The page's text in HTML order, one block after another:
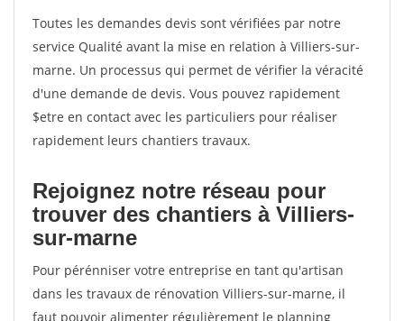
Toutes les demandes devis sont vérifiées par notre
service Qualité avant la mise en relation à Villiers-sur-
marne. Un processus qui permet de vérifier la véracité
d'une demande de devis. Vous pouvez rapidement
$etre en contact avec les particuliers pour réaliser
rapidement leurs chantiers travaux.
Rejoignez notre réseau pour
trouver des chantiers à Villiers-
sur-marne
Pour pérénniser votre entreprise en tant qu'artisan
dans les travaux de rénovation Villiers-sur-marne, il
faut pouvoir alimenter régulièrement le planning